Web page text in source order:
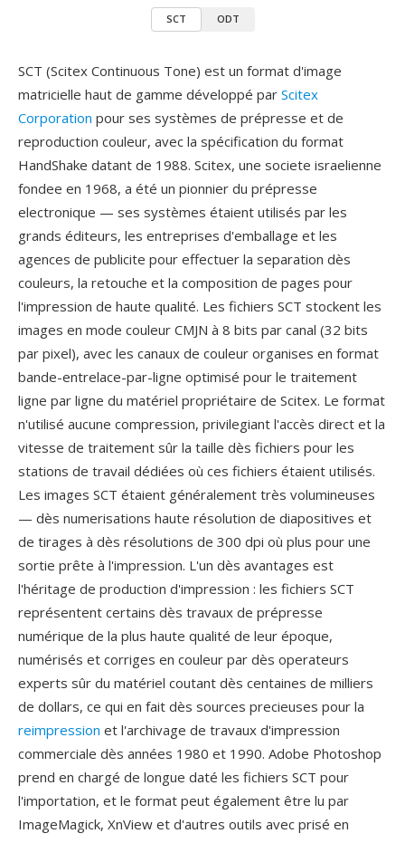
SCT ODT
SCT (Scitex Continuous Tone) est un format d'image
matricielle haut de gamme développé par Scitex
Corporation pour ses systèmes de prépresse et de
reproduction couleur, avec la spécification du format
HandShake datant de 1988. Scitex, une societe israelienne
fondee en 1968, a été un pionnier du prépresse
electronique — ses systèmes étaient utilisés par les
grands éditeurs, les entreprises d'emballage et les
agences de publicite pour effectuer la separation dès
couleurs, la retouche et la composition de pages pour
l'impression de haute qualité. Les fichiers SCT stockent les
images en mode couleur CMJN à 8 bits par canal (32 bits
par pixel), avec les canaux de couleur organises en format
bande-entrelace-par-ligne optimisé pour le traitement
ligne par ligne du matériel propriétaire de Scitex. Le format
n'utilisé aucune compression, privilegiant l'accès direct et la
vitesse de traitement sûr la taille dès fichiers pour les
stations de travail dédiées où ces fichiers étaient utilisés.
Les images SCT étaient généralement très volumineuses
— dès numerisations haute résolution de diapositives et
de tirages à dès résolutions de 300 dpi où plus pour une
sortie prête à l'impression. L'un dès avantages est
l'héritage de production d'impression : les fichiers SCT
représentent certains dès travaux de prépresse
numérique de la plus haute qualité de leur époque,
numérisés et corriges en couleur par dès operateurs
experts sûr du matériel coutant dès centaines de milliers
de dollars, ce qui en fait dès sources precieuses pour la
reimpression et l'archivage de travaux d'impression
commerciale dès années 1980 et 1990. Adobe Photoshop
prend en chargé de longue daté les fichiers SCT pour
l'importation, et le format peut également être lu par
ImageMagick, XnView et d'autres outils avec prisé en